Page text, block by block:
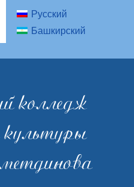
Русский
Башкирский
колледж
культуры